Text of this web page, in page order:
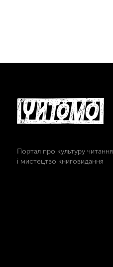
Портал про культуру читання
і мистецтво книговидання